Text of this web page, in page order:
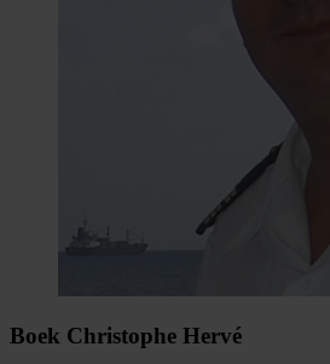
Boek Christophe Hervé